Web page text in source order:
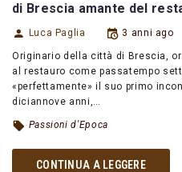
di Brescia amante del
Luca Paglia 3 anni ago
Originario della città di Brescia,
al restauro come passatempo
«perfettamente» il suo primo
diciannove anni,…
Passioni d'Epoca
CONTINUA A LEGGERE